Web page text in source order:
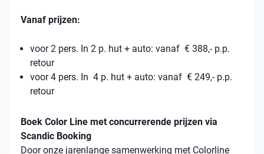
Vanaf prijzen:
voor 2 pers. In 2 p. hut + auto: vanaf € 388,- p.p.
retour
voor 4 pers. In 4 p. hut + auto: vanaf € 249,- p.p.
retour
Boek Color Line met concurrerende prijzen via
Scandic Booking
Door onze jarenlange samenwerking met Colorline